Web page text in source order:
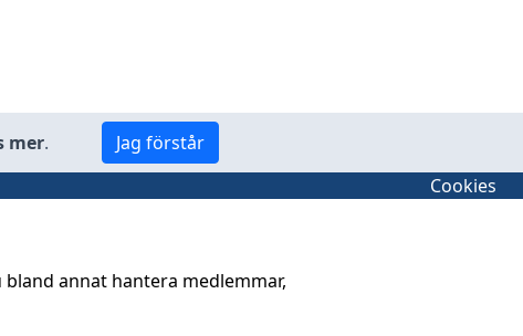
mer.
Jag förstår
Cookies
annat hantera medlemmar,